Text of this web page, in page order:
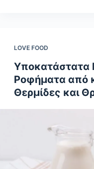
LOVE FOOD
Υποκατάστατα
Ροφήματα από
Θερμίδες και